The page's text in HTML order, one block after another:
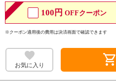
100円 OFFクーポン
※クーポン適用後の費用は決済画面で確認できます
お気に入り shopping_cart